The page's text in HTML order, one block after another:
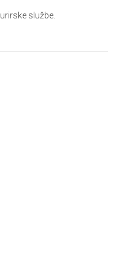
službe.